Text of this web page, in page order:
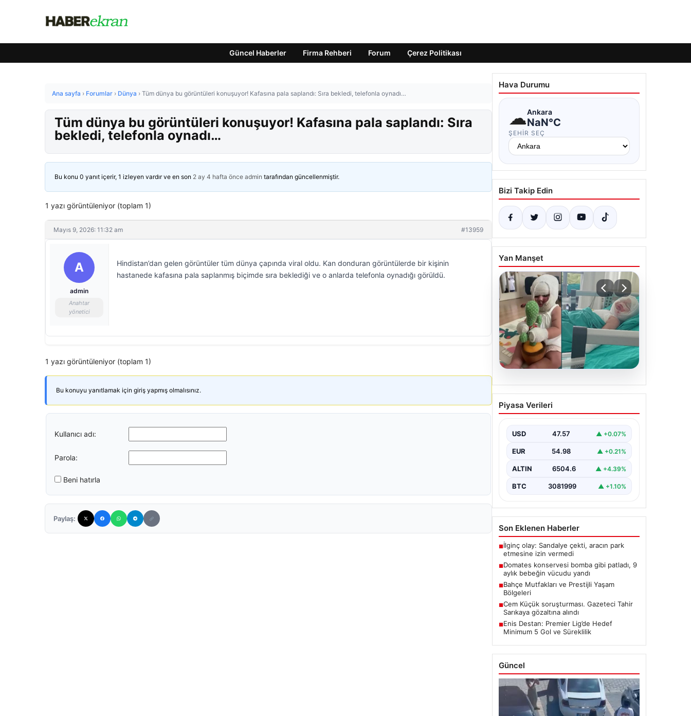
Güncel Haberler Firma Rehberi Forum Çerez Politikası
Ana sayfa › Forumlar › Dünya › Tüm dünya bu görüntüleri konuşuyor! Kafasına pala saplandı: Sıra bekledi, telefonla oynadı…
Tüm dünya bu görüntüleri konuşuyor! Kafasına pala saplandı: Sıra
bekledi, telefonla oynadı…
Bu konu 0 yanıt içerir, 1 izleyen vardır ve en son 2 ay 4 hafta önce admin tarafından güncellenmiştir.
1 yazı görüntüleniyor (toplam 1)
Mayıs 9, 2026: 11:32 am #13959
A
admin
Anahtar
yönetici
Hindistan’dan gelen görüntüler tüm dünya çapında viral oldu. Kan donduran görüntülerde bir kişinin
hastanede kafasına pala saplanmış biçimde sıra beklediği ve o anlarda telefonla oynadığı görüldü.
1 yazı görüntüleniyor (toplam 1)
Bu konuyu yanıtlamak için giriş yapmış olmalısınız.
Kullanıcı adı:
Parola:
Beni hatırla
Paylaş:
Hava Durumu
☁Ankara
NaN°C
ŞEHIR SEÇ
Bizi Takip Edin
Yan Manşet
05.08.2026
Domates konservesi
bomba gibi patladı, 9 aylık
Piyasa Verileri
USD 47.57 ▲ +0.07%
EUR 54.98 ▲ +0.21%
ALTIN 6504.6 ▲ +4.39%
BTC 3081999 ▲ +1.10%
Son Eklenen Haberler
■İlginç olay: Sandalye çekti, aracın park
etmesine izin vermedi
■Domates konservesi bomba gibi patladı, 9
aylık bebeğin vücudu yandı
■Bahçe Mutfakları ve Prestijli Yaşam
Bölgeleri
■Cem Küçük soruşturması. Gazeteci Tahir
Sarıkaya gözaltına alındı
■Enis Destan: Premier Lig’de Hedef
Minimum 5 Gol ve Süreklilik
Güncel